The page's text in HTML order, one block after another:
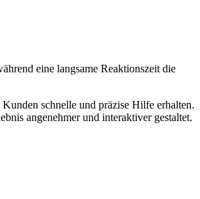
eine langsame Reaktionszeit die
schnelle und präzise Hilfe erhalten.
angenehmer und interaktiver gestaltet.